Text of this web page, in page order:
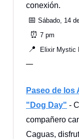
conexión.
📅 Sábado, 14
⏰ 7 pm
📍 Elixir Mystic
—
Paseo de los
"Dog Day" -
compañero
Caguas,